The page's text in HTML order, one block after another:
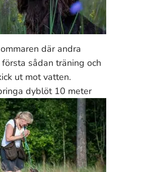
där andra
sådan träning och
ut mot vatten.
dyblöt 10 meter